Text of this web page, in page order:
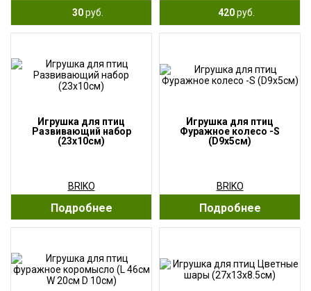
30руб.
420руб.
Игрушка для птиц
Развивающий набор
(23x10см)
BRIKO
Подробнее
Игрушка для птиц
Фуражное колесо -S
(D9x5см)
BRIKO
Подробнее